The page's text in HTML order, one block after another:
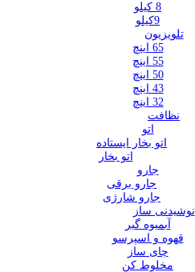
8 کیلو
9کیلو
تلویزیون
65 اینچ
55 اینچ
50 اینچ
43 اینچ
32 اینچ
نظافت
اتو
اتو بخار ایستاده
اتو بخار
جارو
جارو برقی
جارو شارژی
نوشیدنی ساز
آبمیوه گیر
قهوه و اسپرسو
چای ساز
مخلوط کن